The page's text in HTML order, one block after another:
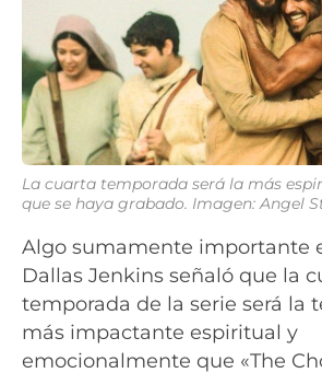
La cuarta temporada será la más
que se haya grabado. Imagen: Angel
Algo sumamente importante
Dallas Jenkins señaló que la
temporada de la serie será la
más impactante espiritual y
emocionalmente que «The